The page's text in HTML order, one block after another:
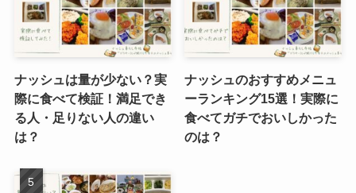
ナッシュは量が少ない？実
際に食べて検証！満足でき
る人・足りない人の違い
は？
ナッシュのおすすめメニュ
ーランキング15選！実際に
食べてガチでおいしかった
のは？